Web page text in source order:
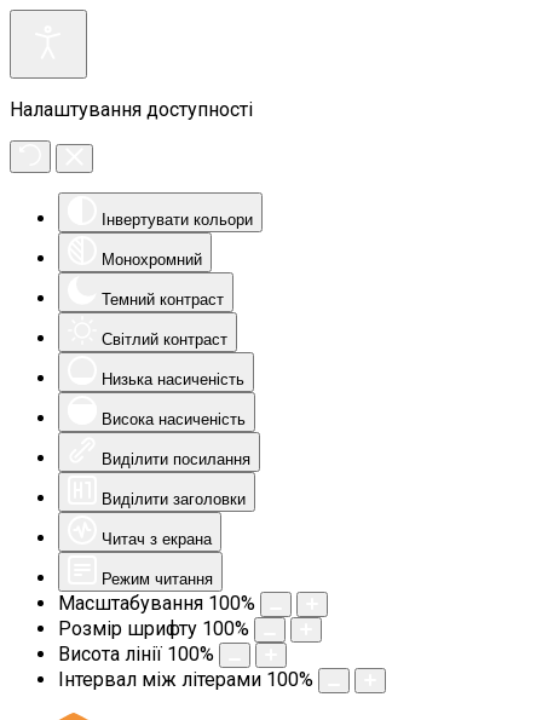
Налаштування доступності
Інвертувати кольори
Монохромний
Темний контраст
Світлий контраст
Низька насиченість
Висока насиченість
Виділити посилання
Виділити заголовки
Читач з екрана
Режим читання
Масштабування 100%
Розмір шрифту 100%
Висота лінії 100%
Інтервал між літерами 100%